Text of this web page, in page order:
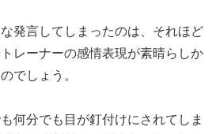
発言してしまったのは、それほど
レーナーの感情表現が素晴らしか
でしょう。
何分でも目が釘付けにされてしま